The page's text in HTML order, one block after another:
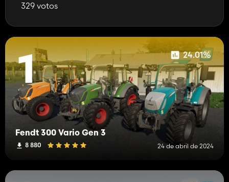
329 votos
1 24.01%
Fendt 300 Vario Gen 3
8 880 24 de abril de 2024